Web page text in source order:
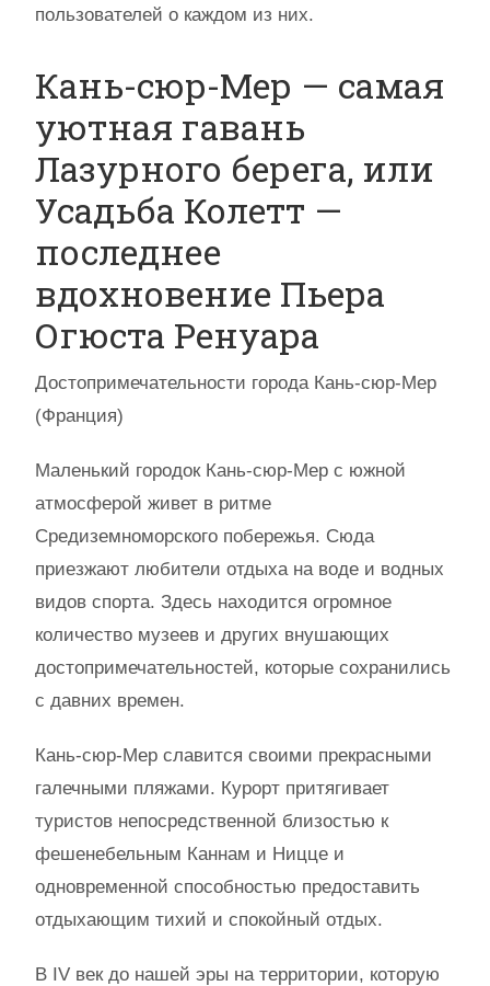
пользователей о каждом из них.
Кань-сюр-Мер — самая
уютная гавань
Лазурного берега, или
Усадьба Колетт —
последнее
вдохновение Пьера
Огюста Ренуара
Достопримечательности города Кань-сюр-Мер
(Франция)
Маленький городок Кань-сюр-Мер с южной
атмосферой живет в ритме
Средиземноморского побережья. Сюда
приезжают любители отдыха на воде и водных
видов спорта. Здесь находится огромное
количество музеев и других внушающих
достопримечательностей, которые сохранились
с давних времен.
Кань-сюр-Мер славится своими прекрасными
галечными пляжами. Курорт притягивает
туристов непосредственной близостью к
фешенебельным Каннам и Ницце и
одновременной способностью предоставить
отдыхающим тихий и спокойный отдых.
В IV век до нашей эры на территории, которую